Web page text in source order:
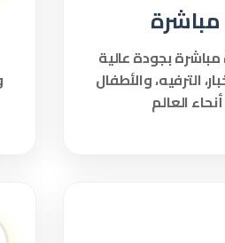
1000 قناة مباشرة بجودة عالية
الترفيه، والأطفال
العالم